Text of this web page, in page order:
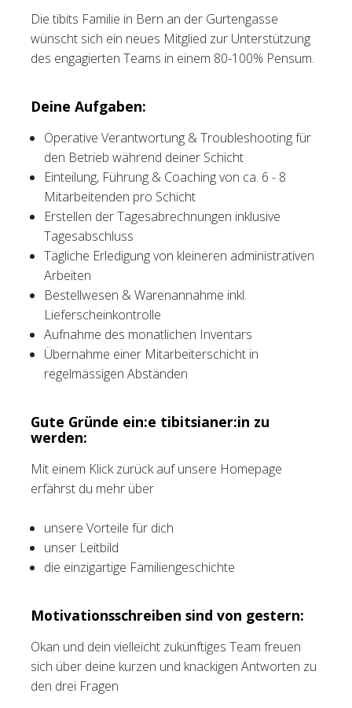
Login
Die tibits Familie in Bern an der Gurtengasse
wünscht sich ein neues Mitglied zur Unterstützung
des engagierten Teams in einem 80-100% Pensum.
Deine Aufgaben:
Operative Verantwortung & Troubleshooting für
den Betrieb während deiner Schicht
Einteilung, Führung & Coaching von ca. 6 - 8
Mitarbeitenden pro Schicht
Erstellen der Tagesabrechnungen inklusive
Tagesabschluss
Tägliche Erledigung von kleineren administrativen
Arbeiten
Bestellwesen & Warenannahme inkl.
Lieferscheinkontrolle
Aufnahme des monatlichen Inventars
Übernahme einer Mitarbeiterschicht in
regelmässigen Abständen
Gute Gründe ein:e tibitsianer:in zu
werden:
Mit einem Klick zurück auf unsere Homepage
erfährst du mehr über
unsere Vorteile für dich
unser Leitbild
die einzigartige Familiengeschichte
Motivationsschreiben sind von gestern:
Okan und dein vielleicht zukünftiges Team freuen
sich über deine kurzen und knackigen Antworten zu
den drei Fragen